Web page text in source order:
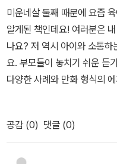
랑 싸워도 부모와의 관계가
틀어지더라도 바로 회복됩
대학교에서 실시한 연구 결과
정 조절 능력, 특히 분노를 제
를 능숙하게 구사할 수 있기
숫자를 세거나 즐겁게 말놀
산할 수 있기 떄문입니다. 반
자신의 생각을 능숙히 전달
는 경우가 많다고 합니다.
미운네살 둘째 때문에 요즘
알게된 책인데요! 여러분은
나요? 저 역시 아이와 소통하
요. 부모들이 놓치기 쉬운 듣
다양한 사례와 만화 형식의
공감 (0) 댓글 (0)